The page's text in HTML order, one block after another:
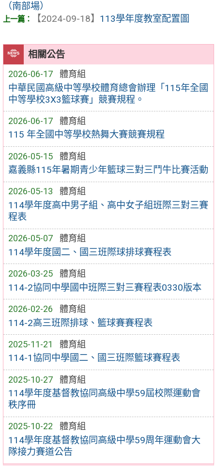
相關公告
2026-06-17 體育組
中華民國高級中等學校體育總會辦理「115年全國
中等學校3X3籃球賽」競賽規程。
2026-06-17 體育組
115 年全國中等學校熱舞大賽競賽規程
2026-05-15 體育組
嘉義縣115年暑期青少年籃球三對三鬥牛比賽活動
2026-05-13 體育組
114學年度高中男子組、高中女子組班際三對三賽
程表
2026-05-07 體育組
114學年度國二、國三班際球排球賽程表
2026-03-25 體育組
114-2協同中學國中班際三對三賽程表0330版本
2026-02-26 體育組
114-2高三班際排球、籃球賽賽程表
2025-11-21 體育組
114-1協同中學國二、國三班際籃球賽程表
2025-10-27 體育組
114學年度基督教協同高級中學59屆校際運動會
秩序冊
2025-10-22 體育組
114學年度基督教協同高級中學59周年運動會大
隊接力賽道公告
（南部場）
【2024-09-18】 113學年度教室配置圖